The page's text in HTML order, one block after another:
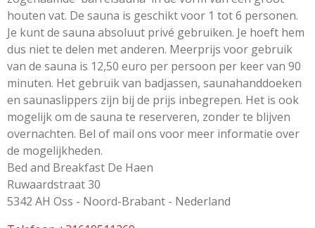
houten vat. De sauna is geschikt voor 1 tot 6 personen.
Je kunt de sauna absoluut privé gebruiken. Je hoeft hem
dus niet te delen met anderen. Meerprijs voor gebruik
van de sauna is 12,50 euro per persoon per keer van 90
minuten. Het gebruik van badjassen, saunahanddoeken
en saunaslippers zijn bij de prijs inbegrepen. Het is ook
mogelijk om de sauna te reserveren, zonder te blijven
overnachten. Bel of mail ons voor meer informatie over
de mogelijkheden.
Bed and Breakfast De Haen
Ruwaardstraat 30
5342 AH Oss - Noord-Brabant - Nederland